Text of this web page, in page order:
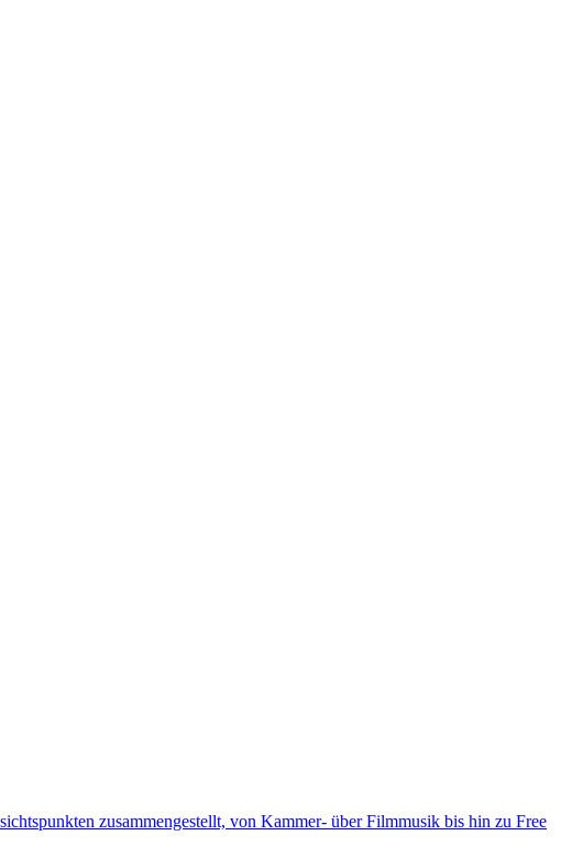
zusammengestellt, von Kammer- über Filmmusik bis hin zu Free